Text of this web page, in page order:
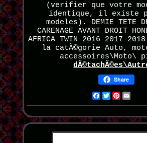
(verifier que votre
identique, il existe
modeles). DEMIE TETE DE
CARENAGE AVANT DROIT
AFRICA TWIN 2016 2017
la catÃ©gorie Auto,
accessoires\Moto\
Share
Facebook
Twitter